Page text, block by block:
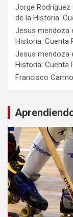
Jorge Rodríguez
de la Historia:
Jesus mendoza
Historia: Cuenta
Jesus mendoza
Historia: Cuenta
Francisco